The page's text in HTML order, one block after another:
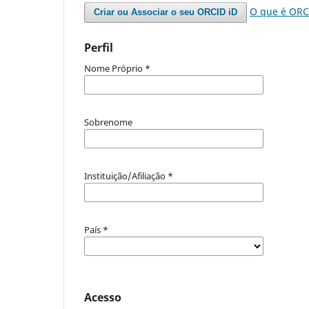
Criar ou Associar o seu ORCID iD O que é
Perfil
Nome Próprio *
Sobrenome
Instituição/Afiliação *
País *
Acesso